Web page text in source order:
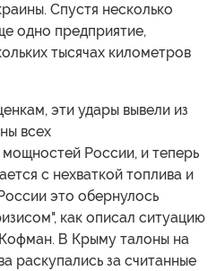
Спустя несколько
одно предприятие,
тысячах километров
эти удары вывели из
всех
России, и теперь
с нехваткой топлива и
это обернулось
как описал ситуацию
В Крыму талоны на
раскупались за считанные